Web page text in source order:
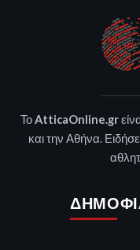
ΤοAtticaOnline.gr
και την Αθήνα.